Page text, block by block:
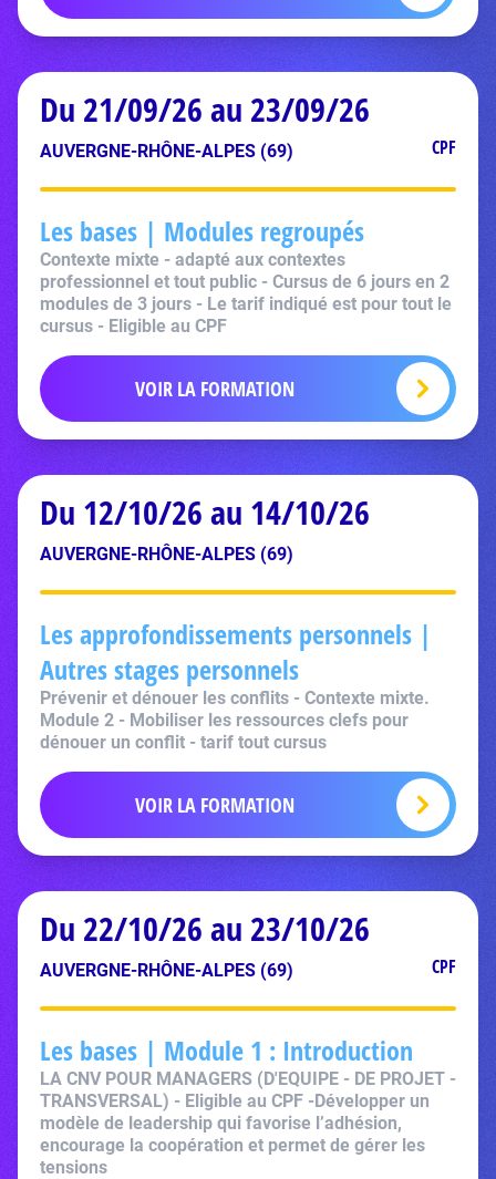
Du 21/09/26 au 23/09/26
AUVERGNE-RHÔNE-ALPES (69) CPF
Les bases | Modules regroupés
Contexte mixte - adapté aux contextes
professionnel et tout public - Cursus de 6 jours en 2
modules de 3 jours - Le tarif indiqué est pour tout le
cursus - Eligible au CPF
VOIR LA FORMATION
Du 12/10/26 au 14/10/26
AUVERGNE-RHÔNE-ALPES (69)
Les approfondissements personnels |
Autres stages personnels
Prévenir et dénouer les conflits - Contexte mixte.
Module 2 - Mobiliser les ressources clefs pour
dénouer un conflit - tarif tout cursus
VOIR LA FORMATION
Du 22/10/26 au 23/10/26
AUVERGNE-RHÔNE-ALPES (69) CPF
Les bases | Module 1 : Introduction
LA CNV POUR MANAGERS (D'EQUIPE - DE PROJET -
TRANSVERSAL) - Eligible au CPF -Développer un
modèle de leadership qui favorise l’adhésion,
encourage la coopération et permet de gérer les
tensions